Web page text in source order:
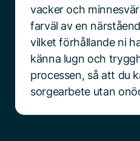
vacker och
farväl av en
vilket förhållande ni
känna lugn och
processen, så att du
sorgearbete utan